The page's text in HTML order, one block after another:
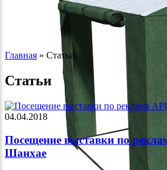
Главная » Статьи
Статьи
04.04.2018
Посещение выставки по
Шанхае